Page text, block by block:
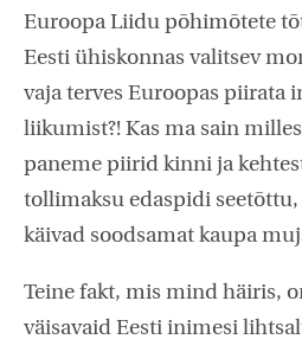
Euroopa Liidu põhimõtete
Eesti ühiskonnas valitsev
vaja terves Euroopas piirata
liikumist?! Kas ma sain
paneme piirid kinni ja
tollimaksu edaspidi
käivad soodsamat kaupa
Teine fakt, mis mind häiris,
väisavaid Eesti inimesi